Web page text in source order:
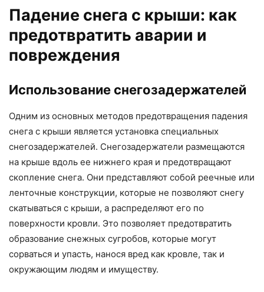
Падение снега с крыши: как
предотвратить аварии и
повреждения
Использование снегозадержателей
Одним из основных методов предотвращения падения
снега с крыши является установка специальных
снегозадержателей. Снегозадержатели размещаются
на крыше вдоль ее нижнего края и предотвращают
скопление снега. Они представляют собой реечные или
ленточные конструкции, которые не позволяют снегу
скатываться с крыши, а распределяют его по
поверхности кровли. Это позволяет предотвратить
образование снежных сугробов, которые могут
сорваться и упасть, нанося вред как кровле, так и
окружающим людям и имуществу.